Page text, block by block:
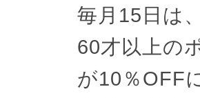
毎月15日は
60才以上の
が10％OFF